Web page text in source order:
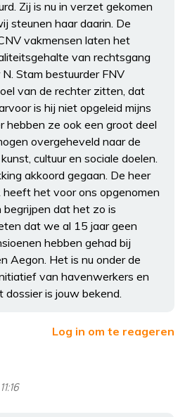
Zij is nu in verzet gekomen
steunen haar daarin. De
vakmensen laten het
van rechtsgang
Stam bestuurder FNV
van de rechter zitten, dat
is hij niet opgeleid mijns
hebben ze ook een groot deel
overgeheveld naar de
cultuur en sociale doelen.
akkoord gegaan. De heer
het voor ons opgenomen
dat het zo is
dat we al 15 jaar geen
hebben gehad bij
Aegon. Het is nu onder de
van havenwerkers en
is jouw bekend.
Log in om te reageren